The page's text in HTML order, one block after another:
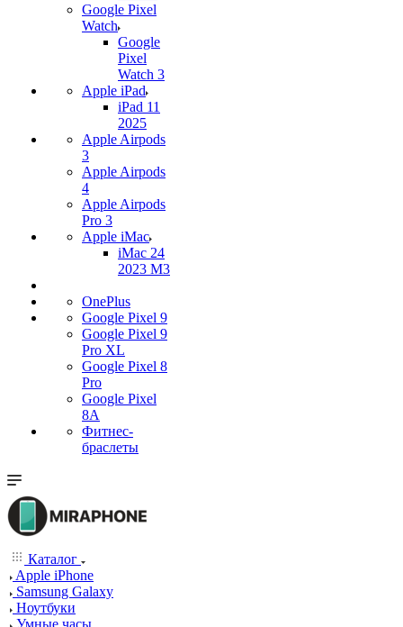
Google Pixel
Watch
Google
Pixel
Watch 3
Apple iPad
iPad 11
2025
Apple Airpods
3
Apple Airpods
4
Apple Airpods
Pro 3
Apple iMac
iMac 24
2023 M3
OnePlus
Google Pixel 9
Google Pixel 9
Pro XL
Google Pixel 8
Pro
Google Pixel
8A
Фитнес-
браслеты
Каталог
Apple iPhone
Samsung Galaxy
Ноутбуки
Умные часы